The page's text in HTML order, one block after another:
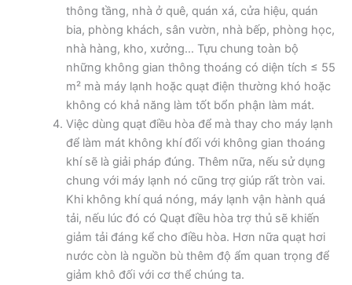
thông tầng, nhà ở quê, quán xá, cửa hiệu, quán
bia, phòng khách, sân vườn, nhà bếp, phòng học,
nhà hàng, kho, xưởng… Tựu chung toàn bộ
những không gian thông thoáng có diện tích ≤ 55
m² mà máy lạnh hoặc quạt điện thường khó hoặc
không có khả năng làm tốt bổn phận làm mát.
Việc dùng quạt điều hòa để mà thay cho máy lạnh
để làm mát không khí đối với không gian thoáng
khí sẽ là giải pháp đúng. Thêm nữa, nếu sử dụng
chung với máy lạnh nó cũng trợ giúp rất tròn vai.
Khi không khí quá nóng, máy lạnh vận hành quá
tải, nếu lúc đó có Quạt điều hòa trợ thủ sẽ khiến
giảm tải đáng kể cho điều hòa. Hơn nữa quạt hơi
nước còn là nguồn bù thêm độ ẩm quan trọng để
giảm khô đối với cơ thể chúng ta.